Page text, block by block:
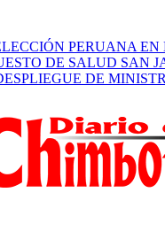
PERUANA EN
DE SALUD SAN
DE